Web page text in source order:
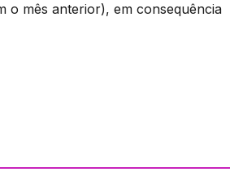
o mês anterior), em consequência